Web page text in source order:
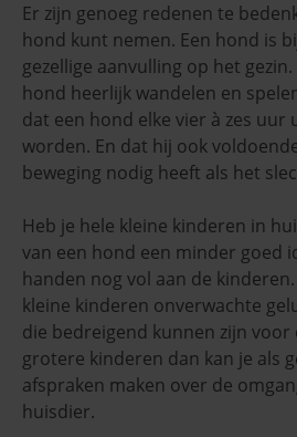
Er zijn genoeg redenen te
hond kunt nemen. Een hond is
gezellige aanvulling op het
hond heerlijk wandelen en
dat een hond elke vier à zes uur
worden. En dat hij ook
beweging nodig heeft als het
Heb je hele kleine kinderen in
van een hond een minder goed
handen nog vol aan de
kleine kinderen onverwachte
die bedreigend kunnen zijn voor
grotere kinderen dan kan je als
afspraken maken over de
huisdier.